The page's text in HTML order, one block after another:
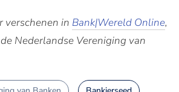
verschenen in Bank|Wereld Online,
Nederlandse Vereniging van